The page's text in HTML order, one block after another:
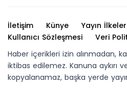
İletişim Künye Yayın
Kullanıcı Sözleşmesi
Veri
Haber içerikleri izin alınmadan,
iktibas edilemez. Kanuna aykırı
kopyalanamaz, başka yerde